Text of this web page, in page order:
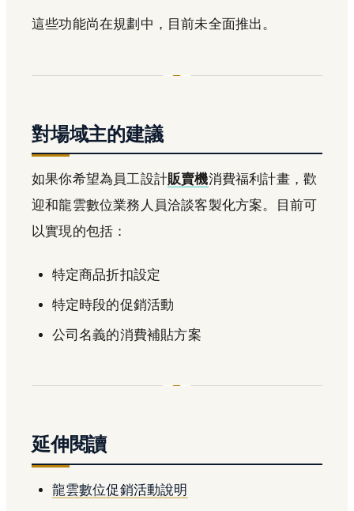
這些功能尚在規劃中，目前未全面推出。
對場域主的建議
如果你希望為員工設計販賣機消費福利計畫，歡
迎和龍雲數位業務人員洽談客製化方案。目前可
以實現的包括：
特定商品折扣設定
特定時段的促銷活動
公司名義的消費補貼方案
延伸閱讀
龍雲數位促銷活動說明